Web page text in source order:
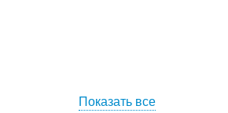
Показать все